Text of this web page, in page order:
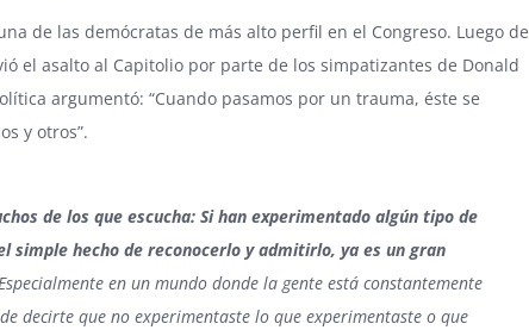
de las demócratas de más alto perfil en el Congreso. Luego de
el asalto al Capitolio por parte de los simpatizantes de Donald
argumentó: “Cuando pasamos por un trauma, éste se
y otros”.
de los que escucha: Si han experimentado algún tipo de
simple hecho de reconocerlo y admitirlo, ya es un gran
en un mundo donde la gente está constantemente
decirte que no experimentaste lo que experimentaste o que